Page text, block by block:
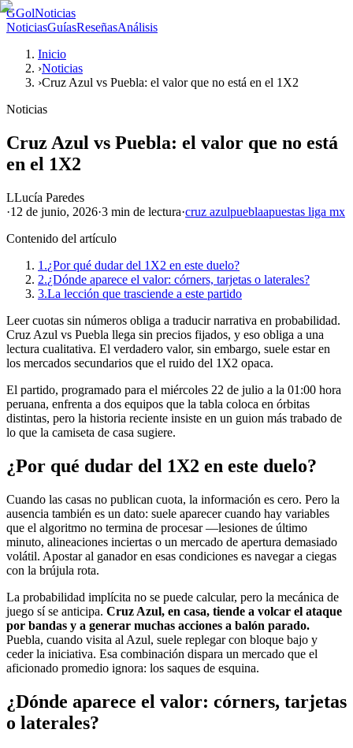
GGolNoticias
NoticiasGuíasReseñasAnálisis
Inicio
›Noticias
›Cruz Azul vs Puebla: el valor que no está en el 1X2
Noticias
Cruz Azul vs Puebla: el valor que no está
en el 1X2
LLucía Paredes
·12 de junio, 2026·3 min de lectura·cruz azulpueblaapuestas liga mx
Contenido del artículo
1.¿Por qué dudar del 1X2 en este duelo?
2.¿Dónde aparece el valor: córners, tarjetas o laterales?
3.La lección que trasciende a este partido
Leer cuotas sin números obliga a traducir narrativa en probabilidad.
Cruz Azul vs Puebla llega sin precios fijados, y eso obliga a una
lectura cualitativa. El verdadero valor, sin embargo, suele estar en
los mercados secundarios que el ruido del 1X2 opaca.
El partido, programado para el miércoles 22 de julio a la 01:00 hora
peruana, enfrenta a dos equipos que la tabla coloca en órbitas
distintas, pero la historia reciente insiste en un guion más trabado de
lo que la camiseta de casa sugiere.
¿Por qué dudar del 1X2 en este duelo?
Cuando las casas no publican cuota, la información es cero. Pero la
ausencia también es un dato: suele aparecer cuando hay variables
que el algoritmo no termina de procesar —lesiones de último
minuto, alineaciones inciertas o un mercado de apertura demasiado
volátil. Apostar al ganador en esas condiciones es navegar a ciegas
con la brújula rota.
La probabilidad implícita no se puede calcular, pero la mecánica de
juego sí se anticipa. Cruz Azul, en casa, tiende a volcar el ataque
por bandas y a generar muchas acciones a balón parado.
Puebla, cuando visita al Azul, suele replegar con bloque bajo y
ceder la iniciativa. Esa combinación dispara un mercado que el
aficionado promedio ignora: los saques de esquina.
¿Dónde aparece el valor: córners, tarjetas
o laterales?